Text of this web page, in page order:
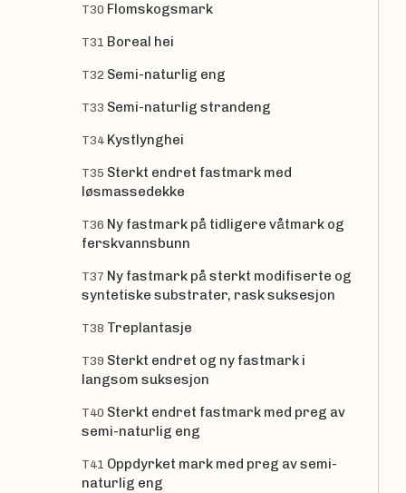
T30 Flomskogsmark
T31 Boreal hei
T32 Semi-naturlig eng
T33 Semi-naturlig strandeng
T34 Kystlynghei
T35 Sterkt endret fastmark med
løsmassedekke
T36 Ny fastmark på tidligere våtmark og
ferskvannsbunn
T37 Ny fastmark på sterkt modifiserte og
syntetiske substrater, rask suksesjon
T38 Treplantasje
T39 Sterkt endret og ny fastmark i
langsom suksesjon
T40 Sterkt endret fastmark med preg av
semi-naturlig eng
T41 Oppdyrket mark med preg av semi-
naturlig eng